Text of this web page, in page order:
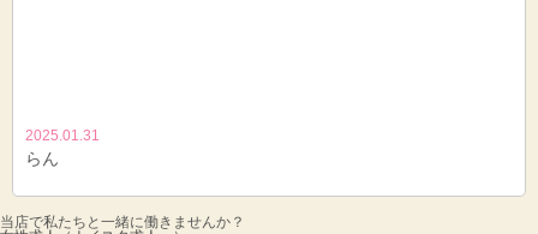
2025.01.31
らん
当店で私たちと一緒に働きませんか？